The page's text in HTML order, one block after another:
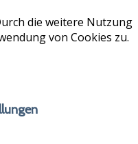
die weitere Nutzung
von Cookies zu.